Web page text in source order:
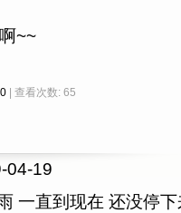
~~
| 查看次数: 65
04-19
一直到现在 还没停